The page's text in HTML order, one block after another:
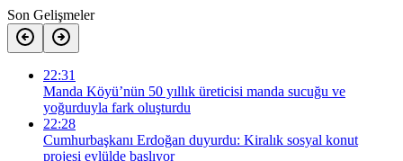
Son Gelişmeler
22:31
Manda Köyü’nün 50 yıllık üreticisi manda sucuğu ve
yoğurduyla fark oluşturdu
22:28
Cumhurbaşkanı Erdoğan duyurdu: Kiralık sosyal konut
projesi eylülde başlıyor